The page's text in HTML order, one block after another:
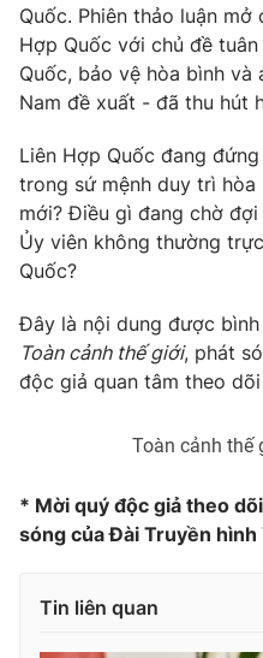
Góc doanh nghiệp
Truyền hình
Phim VTV
Hậu trường
Nhân vật
Khán giả
Giải sao mai
Giải trí
Âm nhạc
Sao
Đời sống
Du lịch
Làm đẹp
Giáo dục
Tuyển sinh
Học trực tuyến
Hitech Công nghệ tương
Sản phẩm
Tư vấn
Giao lưu trực tuyến
Lịch phát sóng
Chuyên mục khác
Quốc. Phiên thảo luận
Hợp Quốc với chủ đề
Quốc, bảo vệ hòa bình và
Nam đề xuất - đã thu hút
Liên Hợp Quốc đang
trong sứ mệnh duy trì
mới? Điều gì đang chờ
Ủy viên không thường
Quốc?
Đây là nội dung được
Toàn cảnh thế giới, phát
độc giả quan tâm theo dõi
Toàn cảnh thế
* Mời quý độc giả theo
sóng của Đài Truyền
Tin liên quan